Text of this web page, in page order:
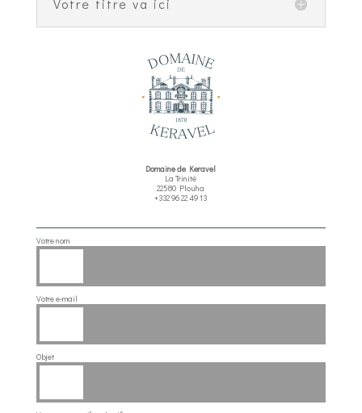
Votre titre va ici
Domaine de Keravel
La Trinité
22580 Plouha
+332 96 22 49 13
Votre nom
Votre e-mail
Objet